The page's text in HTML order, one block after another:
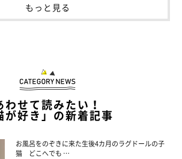
もっと見る
わせて読みたい！
が好き」の新着記事
お風呂をのぞきに来た生後4カ月のラグドールの子
猫 どこへでも …